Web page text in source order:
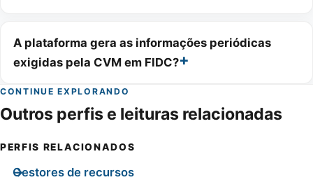
A plataforma gera as informações periódicas
exigidas pela CVM em FIDC?
CONTINUE EXPLORANDO
Outros perfis e leituras relacionadas
PERFIS RELACIONADOS
Gestores de recursos